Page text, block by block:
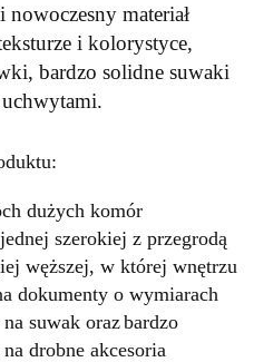
materiał
i kolorystyce,
bardzo solidne suwaki
dużych komór
szerokiej z przegrodą
węższej, w której wnętrzu
dokumenty o wymiarach
suwak orazbardzo
drobne akcesoria